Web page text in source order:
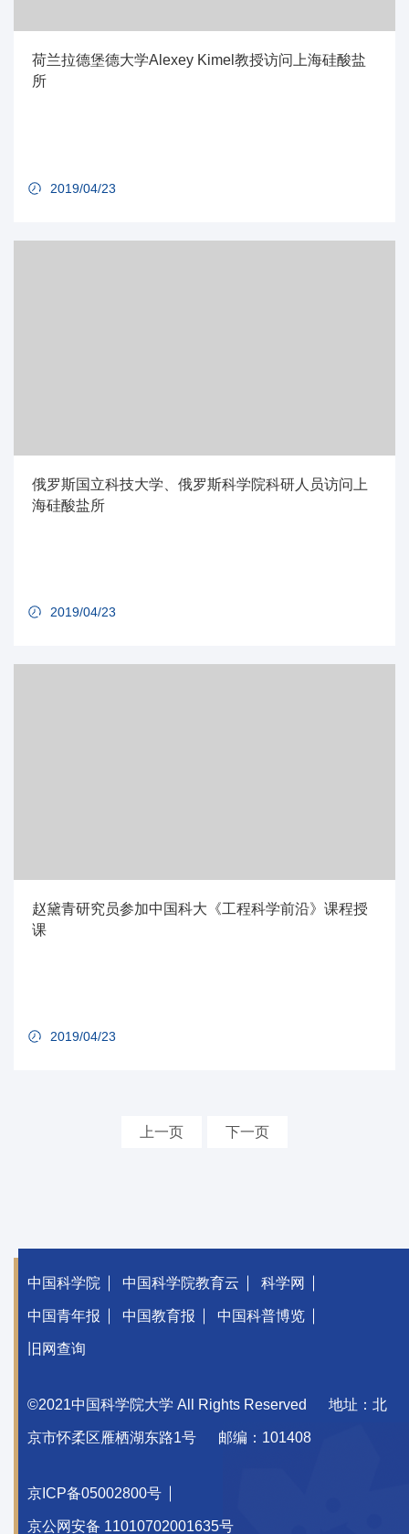
荷兰拉德堡德大学Alexey Kimel教授访问上海硅酸盐
所
2019/04/23
俄罗斯国立科技大学、俄罗斯科学院科研人员访问上
海硅酸盐所
2019/04/23
赵黛青研究员参加中国科大《工程科学前沿》课程授
课
2019/04/23
上一页 下一页
中国科学院 中国科学院教育云 科学网
中国青年报 中国教育报 中国科普博览
旧网查询
©2021中国科学院大学 All Rights Reserved 地址：北
京市怀柔区雁栖湖东路1号 邮编：101408
京ICP备05002800号
京公网安备 11010702001635号